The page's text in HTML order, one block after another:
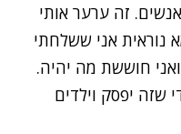
זה ערער אותי
נוראית אני ששלחתי
חוששת מה יהיה.
שזה יפסק וילדים